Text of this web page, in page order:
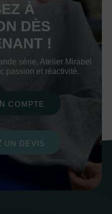
À
DÈS
!
série, Atelier Mirabel
passion et réactivité.
COMPTE
UN DEVIS